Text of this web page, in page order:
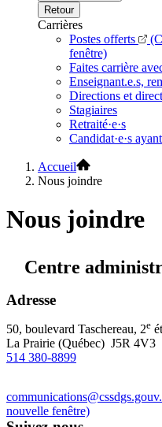
Retour
Carrières
Postes offerts
fenêtre)
Faites carrière
Enseignant.e.s,
Directions et
Stagiaires
Retraité·e·s
Candidat·e·s
Accueil
Nous joindre
Nous joindre
Centre
Adresse
50, boulevard Taschereau, 2e
La Prairie (Québec) J5R 4V3
514 380-8899
nouvelle fenêtre)